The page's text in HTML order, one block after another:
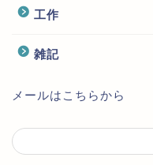
工作
雑記
メールはこちらから